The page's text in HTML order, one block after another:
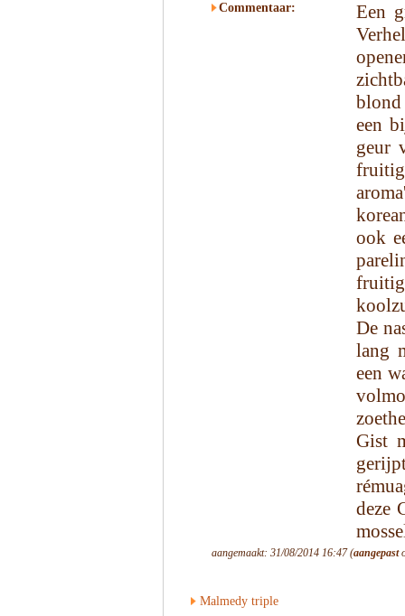
Commentaar:
Een
een
geur
ook
De
lang
een
Gist
deze
aangemaakt: 31/08/2014 16:47 (aangepast
Malmedy triple